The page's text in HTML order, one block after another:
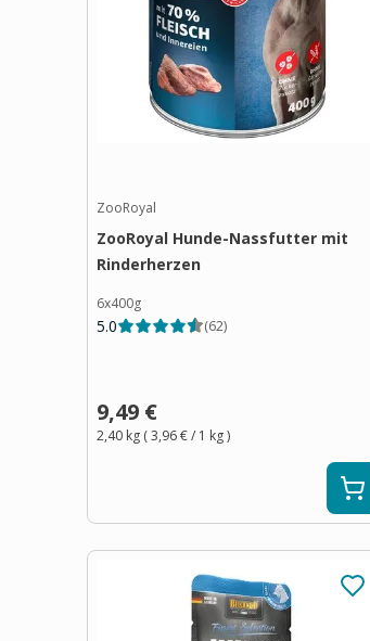
ZooRoyal
ZooRoyal Hunde-Nassfutter mit
Rinderherzen
6x400g
5.0 (62)
9,49 €
2,40 kg (3,96 €/ 1 kg)